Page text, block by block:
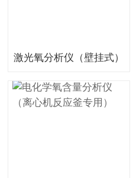
激光氧分析仪（壁挂式）